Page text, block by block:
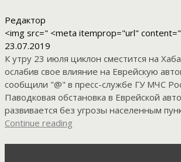
Редактор
<img src=" <meta itemprop="url" content="
23.07.2019
К утру 23 июля циклон сместится на
ослабив свое влияние на Еврейскую
сообщили "@" в пресс-службе ГУ МЧС
Паводковая обстановка в Еврейской
развивается без угрозы населенным
Continue reading